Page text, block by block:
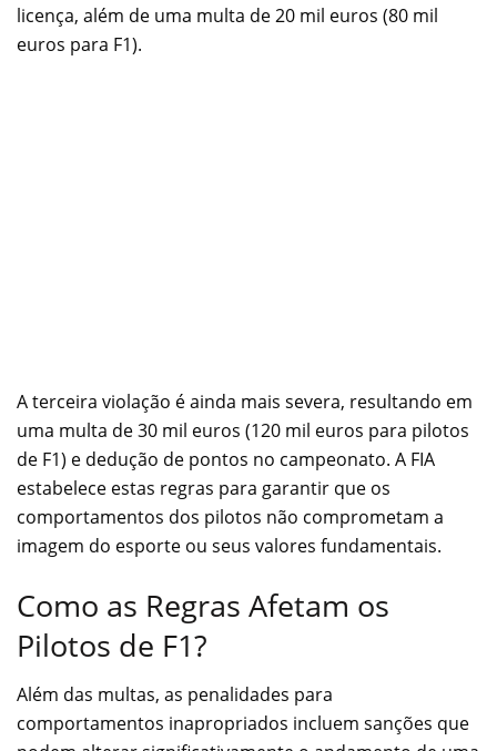
licença, além de uma multa de 20 mil euros (80 mil
euros para F1).
A terceira violação é ainda mais severa, resultando em
uma multa de 30 mil euros (120 mil euros para pilotos
de F1) e dedução de pontos no campeonato. A FIA
estabelece estas regras para garantir que os
comportamentos dos pilotos não comprometam a
imagem do esporte ou seus valores fundamentais.
Como as Regras Afetam os
Pilotos de F1?
Além das multas, as penalidades para
comportamentos inapropriados incluem sanções que